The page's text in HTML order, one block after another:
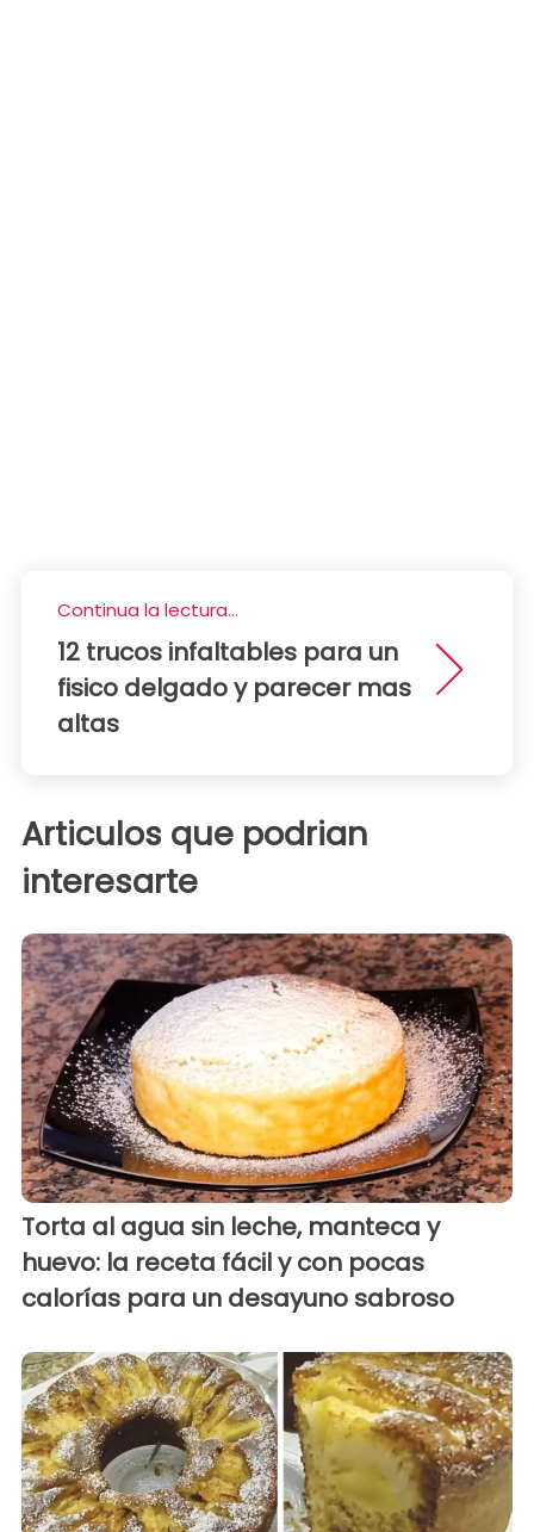
Continua la lectura...
12 trucos infaltables para un
fisico delgado y parecer mas
altas
Articulos que podrian
interesarte
Torta al agua sin leche, manteca y
huevo: la receta fácil y con pocas
calorías para un desayuno sabroso